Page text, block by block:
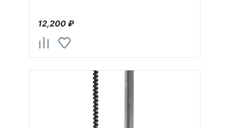
12,200₽